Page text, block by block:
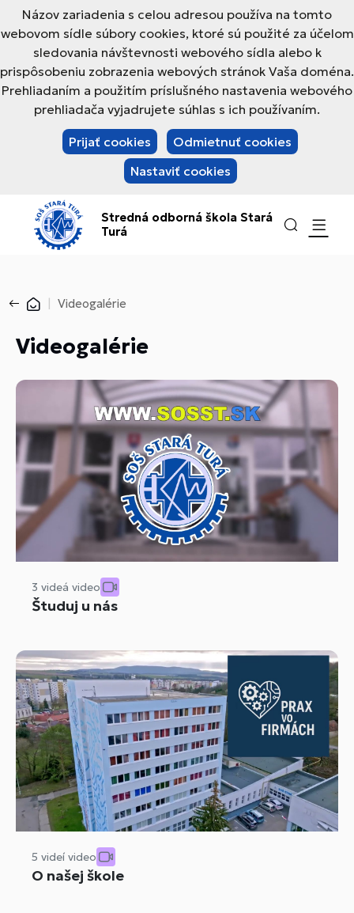
Názov zariadenia s celou adresou používa na tomto
webovom sídle súbory cookies, ktoré sú použité za účelom
sledovania návštevnosti webového sídla alebo k
prispôsobeniu zobrazenia webových stránok Vaša doména.
Prehliadaním a použitím príslušného nastavenia webového
prehliadača vyjadrujete súhlas s ich používaním.
Prijať cookies
Odmietnuť cookies
Nastaviť cookies
Stredná odborná škola Stará
Turá
Videogalérie
Videogalérie
3 videá video
Študuj u nás
5 videí video
O našej škole